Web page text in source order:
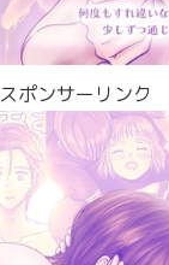
スポンサーリンク